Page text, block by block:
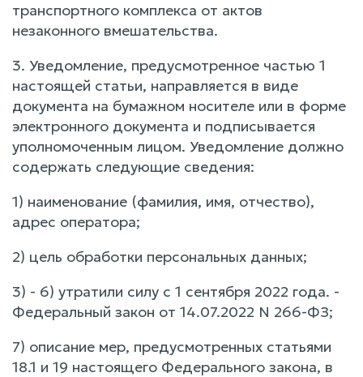
транспортного комплекса от актов
незаконного вмешательства.
3. Уведомление, предусмотренное частью 1
настоящей статьи, направляется в виде
документа на бумажном носителе или в форме
электронного документа и подписывается
уполномоченным лицом. Уведомление должно
содержать следующие сведения:
1) наименование (фамилия, имя, отчество),
адрес оператора;
2) цель обработки персональных данных;
3) - 6) утратили силу с 1 сентября 2022 года. -
Федеральный закон от 14.07.2022 N 266-ФЗ;
7) описание мер, предусмотренных статьями
18.1 и 19 настоящего Федерального закона, в